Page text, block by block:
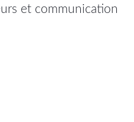
et communication